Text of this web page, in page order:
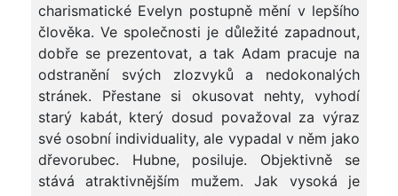
charismatické Evelyn postupně mění v lepšího
člověka. Ve společnosti je důležité zapadnout,
dobře se prezentovat, a tak Adam pracuje na
odstranění svých zlozvyků a nedokonalých
stránek. Přestane si okusovat nehty, vyhodí
starý kabát, který dosud považoval za výraz
své osobní individuality, ale vypadal v něm jako
dřevorubec. Hubne, posiluje. Objektivně se
stává atraktivnějším mužem. Jak vysoká je